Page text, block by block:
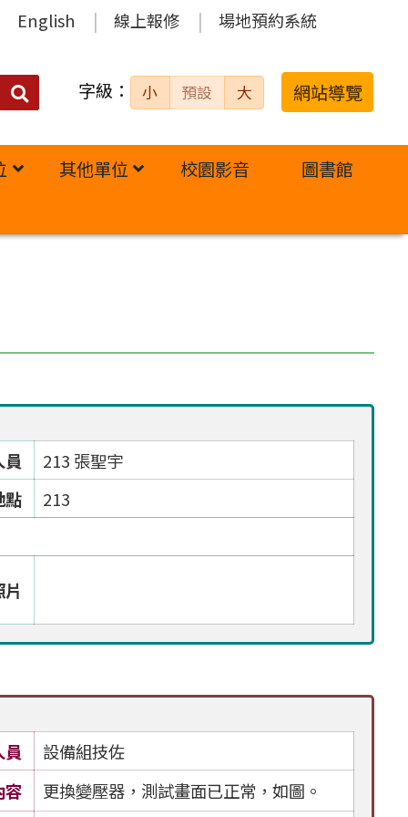
English 線上報修 場地預約系統
搜
字級： 小 預設 大 網站導覽
其他單位 校園影音 圖書館
員
213 張聖宇
點
213
設備組技佐
容
更換變壓器，測試畫面已正常，如圖。